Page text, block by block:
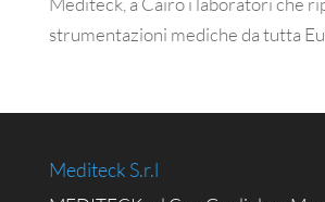
strumentazioni mediche da tutta
Mediteck S.r.l